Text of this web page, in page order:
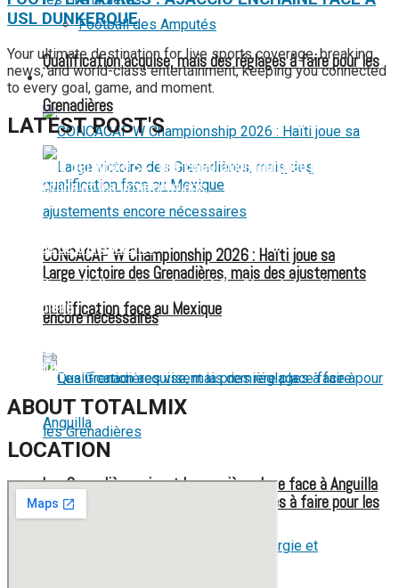
Football des Amputés
FOOTBALL FÉMININ
CONCACAF W Championship 2026 : Haïti joue sa
qualification face au Mexique
Qualification acquise, mais des réglages à faire pour les
Qualification acquise, mais des réglages à faire pour les
Grenadières
Large victoire des Grenadières, mais des ajustements
encore nécessaires
Les Grenadières visent la première place face à Anguilla
USL DUNKERQUE
Your ultimate destination for live sports coverage, breaking
news, and world-class entertainment, keeping you connected
to every goal, game, and moment.
LATEST POST'S
52 ans du Baltimore SC : une célébration marquée par
l’inquiétude et les interrogations
FIFA sous pression : l’UEFA et la Concacaf dénoncent un
manque de transparence
Jean-Ricner Bellegarde contraint à l’arrêt après une blessure
musculaire
face aux États-Unis pour son entrée en lice
ABOUT TOTALMIX
LOCATION